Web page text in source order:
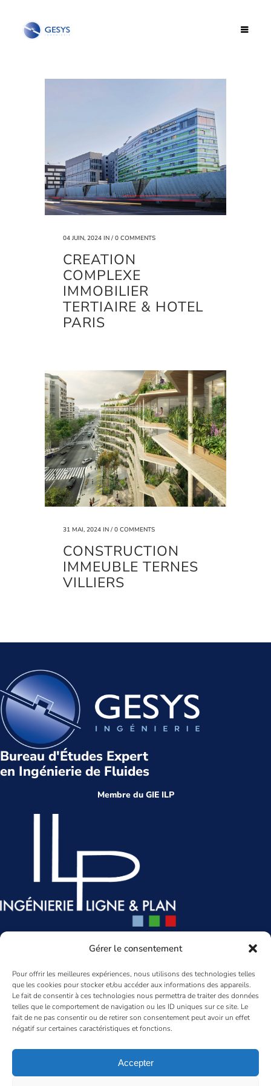
Gérer le consentement
Pour offrir les meilleures expériences, nous utilisons des technologies telles
que les cookies pour stocker et/ou accéder aux informations des appareils.
Le fait de consentir à ces technologies nous permettra de traiter des données
telles que le comportement de navigation ou les ID uniques sur ce site. Le
fait de ne pas consentir ou de retirer son consentement peut avoir un effet
négatif sur certaines caractéristiques et fonctions.
Accepter
04 JUIN, 2024 IN / 0 COMMENTS
CREATION
COMPLEXE
IMMOBILIER
TERTIAIRE & HOTEL
PARIS
31 MAI, 2024 IN / 0 COMMENTS
CONSTRUCTION
IMMEUBLE TERNES
VILLIERS
Bureau d'Études Expert
en Ingénierie de Fluides
Membre du GIE ILP
92000 Nanterre
01 47 80 11 10
gesys@gesys-ing.com
LinkedIn
33 200 Bordeaux